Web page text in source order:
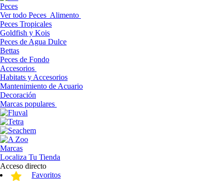
Peces
Ver todo Peces Alimento
Peces Tropicales
Goldfish y Kois
Peces de Agua Dulce
Bettas
Peces de Fondo
Accesorios
Habitats y Accesorios
Mantenimiento de Acuario
Decoración
Marcas populares
Marcas
Localiza Tu Tienda
Acceso directo
Favoritos